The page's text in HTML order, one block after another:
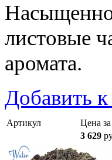
листовые
аромата.
Добавить
Артикул Цена
3 629